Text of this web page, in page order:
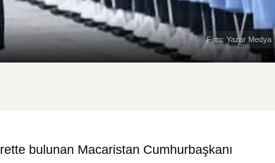
Foto: Yazar Medya
bulunan Macaristan Cumhurbaşkanı